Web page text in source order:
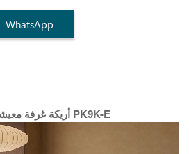
WhatsApp
أريكة غرفة معيشة عصرية مريحة مع قماش PK9K-E